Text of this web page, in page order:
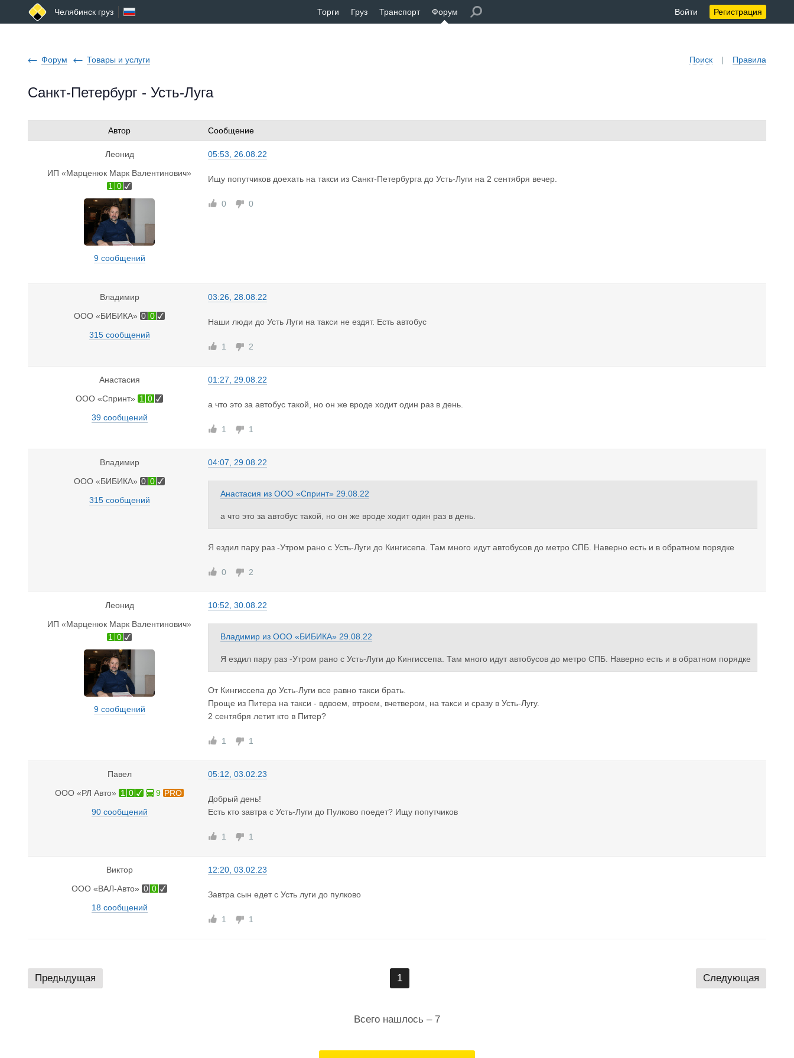
Челябинск груз Торги Груз Транспорт Форум Войти Регистрация
Поиск | Правила
Форум Товары и услуги
Санкт-Петербург - Усть-Луга
Автор Сообщение
Леонид
ИП «Марценюк Марк Валентинович»
1
0
9 сообщений
05:53, 26.08.22
Ищу попутчиков доехать на такси из Санкт-Петербурга до Усть-Луги на 2 сентября вечер.
0 0
Владимир
ООО «БИБИКА» 0 0
315 сообщений
03:26, 28.08.22
Наши люди до Усть Луги на такси не ездят. Есть автобус
1 2
Анастасия
ООО «Спринт» 1 0
39 сообщений
01:27, 29.08.22
а что это за автобус такой, но он же вроде ходит один раз в день.
1 1
Владимир
ООО «БИБИКА» 0 0
315 сообщений
04:07, 29.08.22
Анастасия из ООО «Спринт» 29.08.22
а что это за автобус такой, но он же вроде ходит один раз в день.
Я ездил пару раз -Утром рано с Усть-Луги до Кингисепа. Там много идут автобусов до метро СПБ. Наверно есть и в обратном порядке
0 2
Леонид
ИП «Марценюк Марк Валентинович»
1
0
9 сообщений
10:52, 30.08.22
Владимир из ООО «БИБИКА» 29.08.22
Я ездил пару раз -Утром рано с Усть-Луги до Кингиссепа. Там много идут автобусов до метро СПБ. Наверно есть и в обратном порядке
От Кингиссепа до Усть-Луги все равно такси брать.
Проще из Питера на такси - вдвоем, втроем, вчетвером, на такси и сразу в Усть-Лугу.
2 сентября летит кто в Питер?
1 1
Павел
ООО «РЛ Авто» 1 0 9 PRO
90 сообщений
05:12, 03.02.23
Добрый день!
Есть кто завтра с Усть-Луги до Пулково поедет? Ищу попутчиков
1 1
Виктор
ООО «ВАЛ-Авто» 0 0
18 сообщений
12:20, 03.02.23
Завтра сын едет с Усть луги до пулково
1 1
Предыдущая 1 Следующая
Всего нашлось – 7